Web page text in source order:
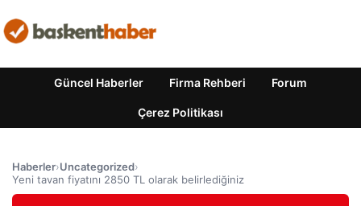
Güncel Haberler Firma Rehberi Forum
Çerez Politikası
Haberler›Uncategorized›
Yeni tavan fiyatını 2850 TL olarak belirlediğiniz